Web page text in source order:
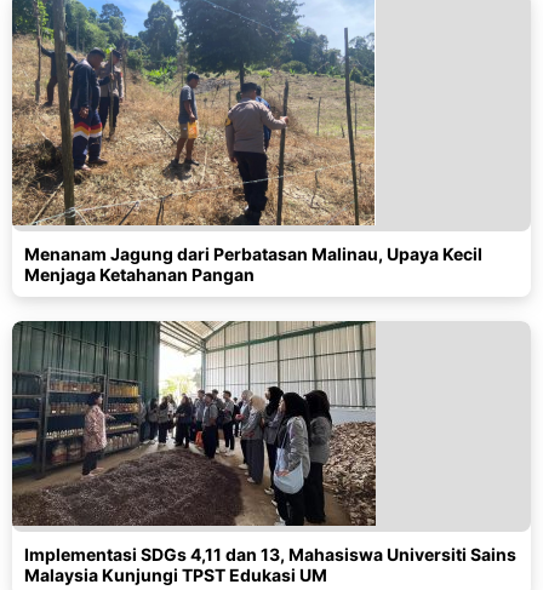
Menanam Jagung dari Perbatasan Malinau, Upaya Kecil
Menjaga Ketahanan Pangan
Implementasi SDGs 4,11 dan 13, Mahasiswa Universiti Sains
Malaysia Kunjungi TPST Edukasi UM